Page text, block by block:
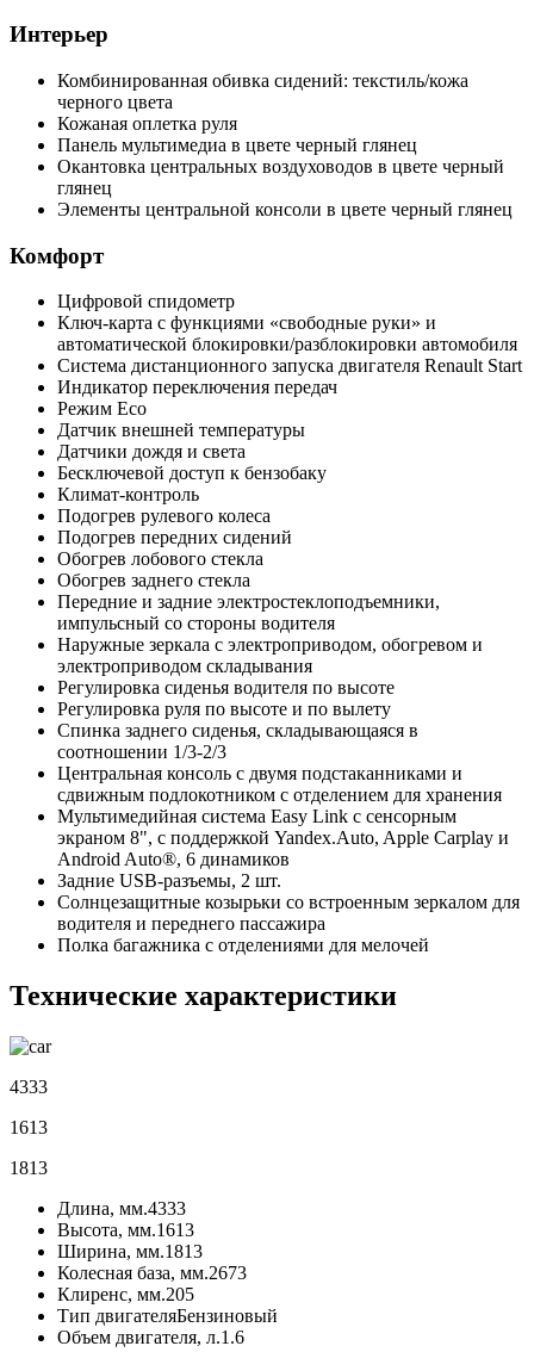
Интерьер
Комбинированная обивка сидений: текстиль/кожа
черного цвета
Кожаная оплетка руля
Панель мультимедиа в цвете черный глянец
Окантовка центральных воздуховодов в цвете черный
глянец
Элементы центральной консоли в цвете черный глянец
Комфорт
Цифровой спидометр
Ключ-карта с функциями «свободные руки» и
автоматической блокировки/разблокировки автомобиля
Система дистанционного запуска двигателя Renault Start
Индикатор переключения передач
Режим Eco
Датчик внешней температуры
Датчики дождя и света
Бесключевой доступ к бензобаку
Климат-контроль
Подогрев рулевого колеса
Подогрев передних сидений
Обогрев лобового стекла
Обогрев заднего стекла
Передние и задние электростеклоподъемники,
импульсный со стороны водителя
Наружные зеркала с электроприводом, обогревом и
электроприводом складывания
Регулировка сиденья водителя по высоте
Регулировка руля по высоте и по вылету
Спинка заднего сиденья, складывающаяся в
соотношении 1/3-2/3
Центральная консоль с двумя подстаканниками и
сдвижным подлокотником с отделением для хранения
Мультимедийная система Easy Link c сенсорным
экраном 8", с поддержкой Yandex.Auto, Apple Carplay и
Android Auto®, 6 динамиков
Задние USB-разъемы, 2 шт.
Солнцезащитные козырьки со встроенным зеркалом для
водителя и переднего пассажира
Полка багажника с отделениями для мелочей
Технические характеристики
4333
1613
1813
Длина, мм.4333
Высота, мм.1613
Ширина, мм.1813
Колесная база, мм.2673
Клиренс, мм.205
Тип двигателяБензиновый
Объем двигателя, л.1.6